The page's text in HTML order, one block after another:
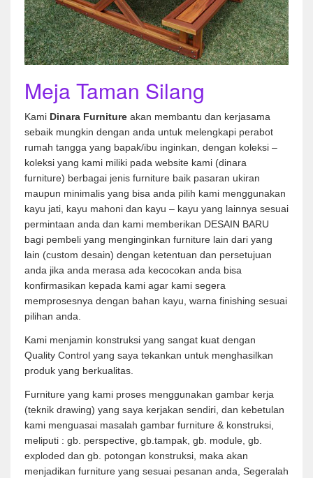
Meja Taman Silang
Kami Dinara Furniture akan membantu dan kerjasama
sebaik mungkin dengan anda untuk melengkapi perabot
rumah tangga yang bapak/ibu inginkan, dengan koleksi –
koleksi yang kami miliki pada website kami (dinara
furniture) berbagai jenis furniture baik pasaran ukiran
maupun minimalis yang bisa anda pilih kami menggunakan
kayu jati, kayu mahoni dan kayu – kayu yang lainnya sesuai
permintaan anda dan kami memberikan DESAIN BARU
bagi pembeli yang menginginkan furniture lain dari yang
lain (custom desain) dengan ketentuan dan persetujuan
anda jika anda merasa ada kecocokan anda bisa
konfirmasikan kepada kami agar kami segera
memprosesnya dengan bahan kayu, warna finishing sesuai
pilihan anda.
Kami menjamin konstruksi yang sangat kuat dengan
Quality Control yang saya tekankan untuk menghasilkan
produk yang berkualitas.
Furniture yang kami proses menggunakan gambar kerja
(teknik drawing) yang saya kerjakan sendiri, dan kebetulan
kami menguasai masalah gambar furniture & konstruksi,
meliputi : gb. perspective, gb.tampak, gb. module, gb.
exploded dan gb. potongan konstruksi, maka akan
menjadikan furniture yang sesuai pesanan anda, Segeralah